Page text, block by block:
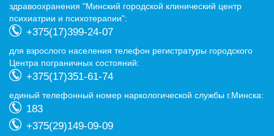
здравоохранения "Минский городской клинический центр
психиатрии и психотерапии":
+375(17)399-24-07
для взрослого населения телефон регистратуры городского
Центра пограничных состояний:
+375(17)351-61-74
eдиный телефонный номер наркологической службы г.Минска:
183
+375(29)149-09-09